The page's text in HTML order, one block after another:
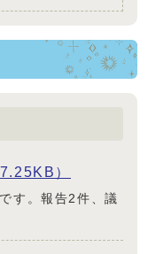
）
す。報告2件、議